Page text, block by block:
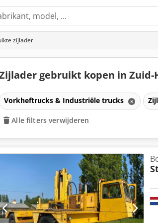
zijlader
gebruikt kopen in Zuid-
Vorkheftrucks & Industriële trucks
Alle filters verwijderen